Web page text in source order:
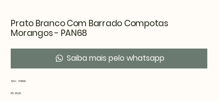
Prato Branco Com Barrado Compotas
Morangos - PAN68
Saiba mais pelo whatsapp
SKU: SKU
PAN68
Preço
R$ 25,00